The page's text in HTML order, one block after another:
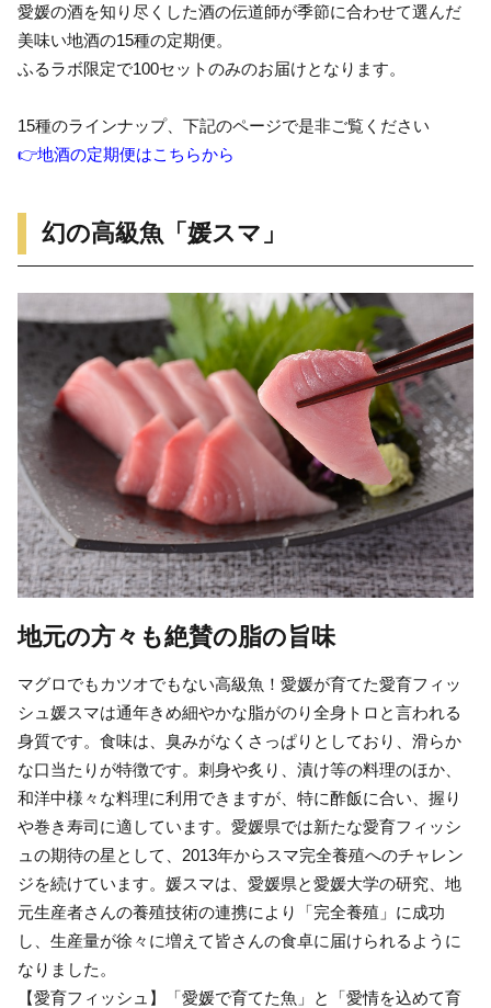
愛媛の酒を知り尽くした酒の伝道師が季節に合わせて選んだ
美味い地酒の15種の定期便。
ふるラボ限定で100セットのみのお届けとなります。
15種のラインナップ、下記のページで是非ご覧ください
👉地酒の定期便はこちらから
幻の高級魚「媛スマ」
地元の方々も絶賛の脂の旨味
マグロでもカツオでもない高級魚！愛媛が育てた愛育フィッ
シュ媛スマは通年きめ細やかな脂がのり全身トロと言われる
身質です。食味は、臭みがなくさっぱりとしており、滑らか
な口当たりが特徴です。刺身や炙り、漬け等の料理のほか、
和洋中様々な料理に利用できますが、特に酢飯に合い、握り
や巻き寿司に適しています。愛媛県では新たな愛育フィッシ
ュの期待の星として、2013年からスマ完全養殖へのチャレン
ジを続けています。媛スマは、愛媛県と愛媛大学の研究、地
元生産者さんの養殖技術の連携により「完全養殖」に成功
し、生産量が徐々に増えて皆さんの食卓に届けられるように
なりました。
【愛育フィッシュ】「愛媛で育てた魚」と「愛情を込めて育